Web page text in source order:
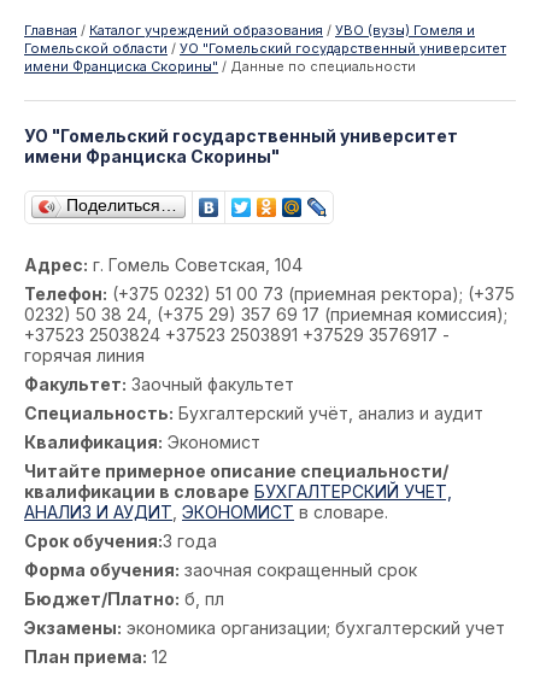
Главная / Каталог учреждений образования / УВО (вузы) Гомеля и
Гомельской области / УО "Гомельский государственный университет
имени Франциска Скорины" / Данные по специальности
УО "Гомельский государственный университет
имени Франциска Скорины"
Поделиться…
Адрес: г. Гомель Советская, 104
Телефон: (+375 0232) 51 00 73 (приемная ректора); (+375
0232) 50 38 24, (+375 29) 357 69 17 (приемная комиссия);
+37523 2503824 +37523 2503891 +37529 3576917 -
горячая линия
Факультет: Заочный факультет
Специальность: Бухгалтерский учёт, анализ и аудит
Квалификация: Экономист
Читайте примерное описание специальности/
квалификации в словаре БУХГАЛТЕРСКИЙ УЧЕТ,
АНАЛИЗ И АУДИТ ЭКОНОМИСТ в словаре.
Срок обучения:3 года
Форма обучения: заочная сокращенный срок
Бюджет/Платно: б, пл
Экзамены: экономика организации; бухгалтерский учет
План приема: 12